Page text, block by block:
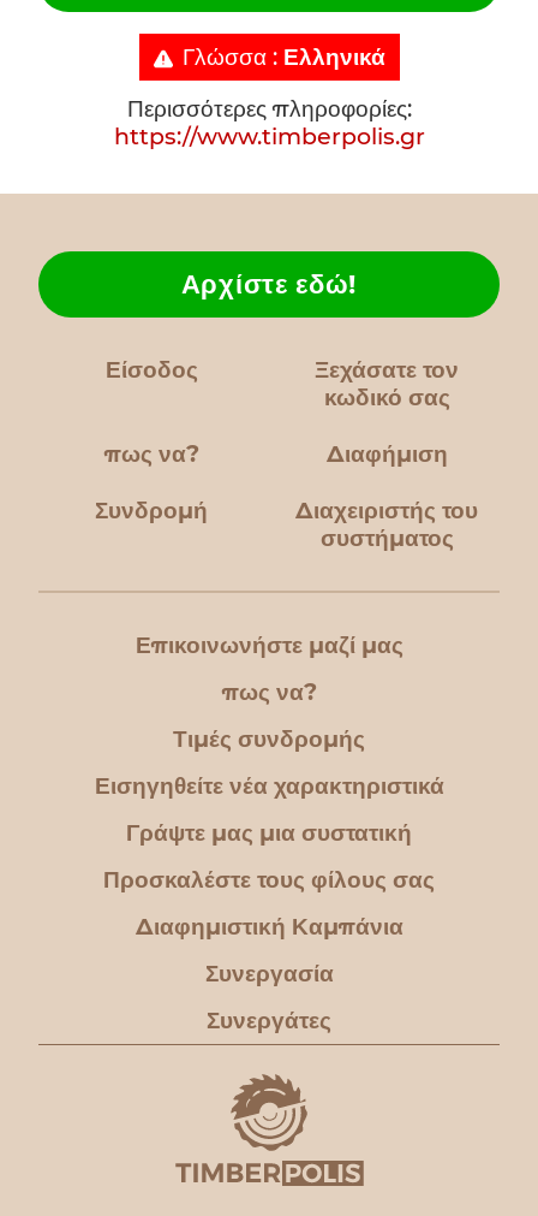
Γλώσσα : Ελληνικά
Περισσότερες πληροφορίες:
https://www.timberpolis.gr
Είσοδος
Ξεχάσατε τον
κωδικό σας
πως να?
Αρχίστε εδώ!
Διαφήμιση
Συνδρομή
Διαχειριστής του
συστήματος
Επικοινωνήστε μαζί μας
πως να?
Τιμές συνδρομής
Εισηγηθείτε νέα χαρακτηριστικά
Γράψτε μας μια συστατική
Προσκαλέστε τους φίλους σας
Διαφημιστική Καμπάνια
Συνεργασία
Συνεργάτες